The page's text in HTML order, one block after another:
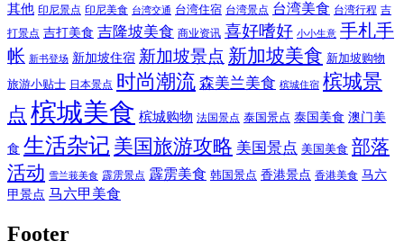
其他 印尼景点 印尼美食 台湾交通 台湾住宿 台湾景点 台湾美食 台湾行程 吉
打景点 吉打美食 吉隆坡美食 商业资讯 喜好嗜好 小小生意 手札手
帐 新书登场 新加坡住宿 新加坡景点 新加坡美食 新加坡购物
旅游小贴士 日本景点 时尚潮流 森美兰美食 槟城住宿 槟城景
点 槟城美食 槟城购物 法国景点 泰国景点 泰国美食 澳门美
食 生活杂记 美国旅游攻略 美国景点 美国美食 部落
活动 雪兰莪美食 霹雳景点 霹雳美食 韩国景点 香港景点 香港美食 马六
甲景点 马六甲美食
Footer